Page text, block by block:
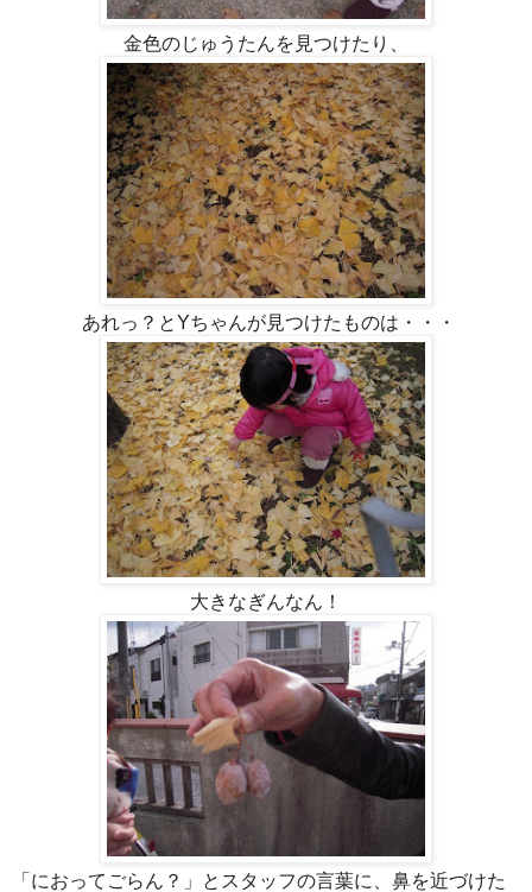
金色のじゅうたんを見つけたり、
あれっ？とYちゃんが見つけたものは・・・
大きなぎんなん！
「におってごらん？」とスタッフの言葉に、鼻を近づけた